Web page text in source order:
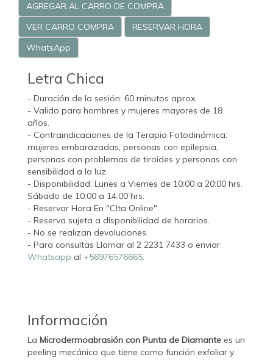
AGREGAR AL CARRO DE COMPRA
VER CARRO COMPRA
RESERVAR HORA
WhatsApp
Letra Chica
- Duración de la sesión: 60 minutos aprox.
- Valido para hombres y mujeres mayores de 18
años.
- Contraindicaciones de la Terapia Fotodinámica:
mujeres embarazadas, personas con epilepsia,
personas con problemas de tiroides y personas con
sensibilidad a la luz.
- Disponibilidad: Lunes a Viernes de 10:00 a 20:00 hrs.
Sábado de 10:00 a 14:00 hrs.
- Reservar Hora En "CIta Online".
- Reserva sujeta a disponibilidad de horarios.
- No se realizan devoluciones.
- Para consultas Llamar al 2 2231 7433 o enviar
Whatsapp al +56976576665.
Información
La Microdermoabrasión con Punta de Diamante es un
peeling mecánico que tiene como función exfoliar y